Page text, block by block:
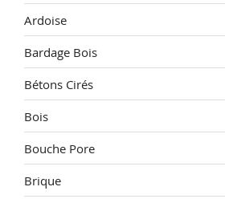
Ardoise
Bardage Bois
Bétons Cirés
Bois
Bouche Pore
Brique